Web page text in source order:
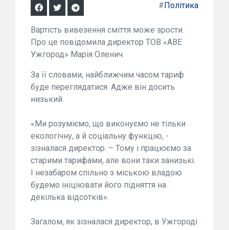
#Політика
Вартість вивезення сміття може зрости.
Про це повідомила директор ТОВ «АВЕ
Ужгород» Марія Оленич.
За її словами, найближчим часом тариф
буде переглядатися. Адже він досить
низький.
«Ми розуміємо, що виконуємо не тільки
екологічну, а й соціальну функцію, -
зізналася директор. – Тому і працюємо за
старими тарифами, але вони таки занизькі.
І незабаром спільно з міською владою
будемо ініціювати його підняття на
декілька відсотків».
Загалом, як зізналася директор, в Ужгороді